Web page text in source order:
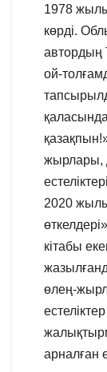
1978
көрді.
автордың
ой-
жырлары,
2020
кітабы
өлең-
арналған